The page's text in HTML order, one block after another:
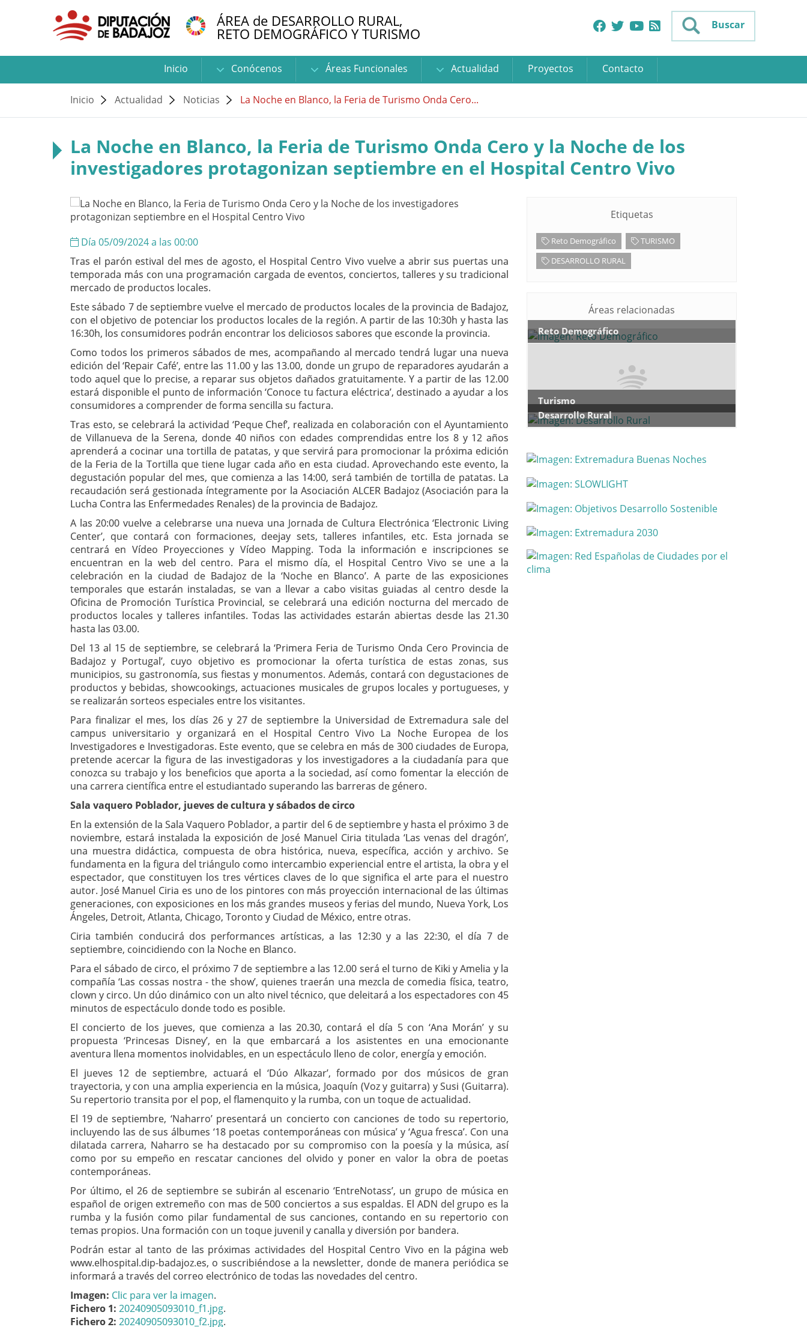
ÁREA de DESARROLLO RURAL,
RETO DEMOGRÁFICO Y TURISMO Buscar
Inicio Conócenos Áreas Funcionales Actualidad Proyectos Contacto
Inicio Actualidad Noticias La Noche en Blanco, la Feria de Turismo Onda Cero...
La Noche en Blanco, la Feria de Turismo Onda Cero y la Noche de los
investigadores protagonizan septiembre en el Hospital Centro Vivo
Día 05/09/2024 a las 00:00
Tras el parón estival del mes de agosto, el Hospital Centro Vivo vuelve a abrir sus puertas una
temporada más con una programación cargada de eventos, conciertos, talleres y su tradicional
mercado de productos locales.
Este sábado 7 de septiembre vuelve el mercado de productos locales de la provincia de Badajoz,
con el objetivo de potenciar los productos locales de la región. A partir de las 10:30h y hasta las
16:30h, los consumidores podrán encontrar los deliciosos sabores que esconde la provincia.
Como todos los primeros sábados de mes, acompañando al mercado tendrá lugar una nueva
edición del ‘Repair Café’, entre las 11.00 y las 13.00, donde un grupo de reparadores ayudarán a
todo aquel que lo precise, a reparar sus objetos dañados gratuitamente. Y a partir de las 12.00
estará disponible el punto de información ‘Conoce tu factura eléctrica’, destinado a ayudar a los
consumidores a comprender de forma sencilla su factura.
Tras esto, se celebrará la actividad ‘Peque Chef’, realizada en colaboración con el Ayuntamiento
de Villanueva de la Serena, donde 40 niños con edades comprendidas entre los 8 y 12 años
aprenderá a cocinar una tortilla de patatas, y que servirá para promocionar la próxima edición
de la Feria de la Tortilla que tiene lugar cada año en esta ciudad. Aprovechando este evento, la
degustación popular del mes, que comienza a las 14:00, será también de tortilla de patatas. La
recaudación será gestionada íntegramente por la Asociación ALCER Badajoz (Asociación para la
Lucha Contra las Enfermedades Renales) de la provincia de Badajoz.
A las 20:00 vuelve a celebrarse una nueva una Jornada de Cultura Electrónica ‘Electronic Living
Center’, que contará con formaciones, deejay sets, talleres infantiles, etc. Esta jornada se
centrará en Vídeo Proyecciones y Vídeo Mapping. Toda la información e inscripciones se
encuentran en la web del centro. Para el mismo día, el Hospital Centro Vivo se une a la
celebración en la ciudad de Badajoz de la ‘Noche en Blanco’. A parte de las exposiciones
temporales que estarán instaladas, se van a llevar a cabo visitas guiadas al centro desde la
Oficina de Promoción Turística Provincial, se celebrará una edición nocturna del mercado de
productos locales y talleres infantiles. Todas las actividades estarán abiertas desde las 21.30
hasta las 03.00.
Del 13 al 15 de septiembre, se celebrará la ‘Primera Feria de Turismo Onda Cero Provincia de
Badajoz y Portugal’, cuyo objetivo es promocionar la oferta turística de estas zonas, sus
municipios, su gastronomía, sus fiestas y monumentos. Además, contará con degustaciones de
productos y bebidas, showcookings, actuaciones musicales de grupos locales y portugueses, y
se realizarán sorteos especiales entre los visitantes.
Para finalizar el mes, los días 26 y 27 de septiembre la Universidad de Extremadura sale del
campus universitario y organizará en el Hospital Centro Vivo La Noche Europea de los
Investigadores e Investigadoras. Este evento, que se celebra en más de 300 ciudades de Europa,
pretende acercar la figura de las investigadoras y los investigadores a la ciudadanía para que
conozca su trabajo y los beneficios que aporta a la sociedad, así como fomentar la elección de
una carrera científica entre el estudiantado superando las barreras de género.
Sala vaquero Poblador, jueves de cultura y sábados de circo
En la extensión de la Sala Vaquero Poblador, a partir del 6 de septiembre y hasta el próximo 3 de
noviembre, estará instalada la exposición de José Manuel Ciria titulada ‘Las venas del dragón’,
una muestra didáctica, compuesta de obra histórica, nueva, específica, acción y archivo. Se
fundamenta en la figura del triángulo como intercambio experiencial entre el artista, la obra y el
espectador, que constituyen los tres vértices claves de lo que significa el arte para el nuestro
autor. José Manuel Ciria es uno de los pintores con más proyección internacional de las últimas
generaciones, con exposiciones en los más grandes museos y ferias del mundo, Nueva York, Los
Ángeles, Detroit, Atlanta, Chicago, Toronto y Ciudad de México, entre otras.
Ciria también conducirá dos performances artísticas, a las 12:30 y a las 22:30, el día 7 de
septiembre, coincidiendo con la Noche en Blanco.
Para el sábado de circo, el próximo 7 de septiembre a las 12.00 será el turno de Kiki y Amelia y la
compañía ‘Las cossas nostra - the show’, quienes traerán una mezcla de comedia física, teatro,
clown y circo. Un dúo dinámico con un alto nivel técnico, que deleitará a los espectadores con 45
minutos de espectáculo donde todo es posible.
El concierto de los jueves, que comienza a las 20.30, contará el día 5 con ‘Ana Morán’ y su
propuesta ‘Princesas Disney’, en la que embarcará a los asistentes en una emocionante
aventura llena momentos inolvidables, en un espectáculo lleno de color, energía y emoción.
El jueves 12 de septiembre, actuará el ‘Dúo Alkazar’, formado por dos músicos de gran
trayectoria, y con una amplia experiencia en la música, Joaquín (Voz y guitarra) y Susi (Guitarra).
Su repertorio transita por el pop, el flamenquito y la rumba, con un toque de actualidad.
El 19 de septiembre, ‘Naharro’ presentará un concierto con canciones de todo su repertorio,
incluyendo las de sus álbumes ‘18 poetas contemporáneas con música’ y ‘Agua fresca’. Con una
dilatada carrera, Naharro se ha destacado por su compromiso con la poesía y la música, así
como por su empeño en rescatar canciones del olvido y poner en valor la obra de poetas
contemporáneas.
Por último, el 26 de septiembre se subirán al escenario ‘EntreNotass’, un grupo de música en
español de origen extremeño con mas de 500 conciertos a sus espaldas. El ADN del grupo es la
rumba y la fusión como pilar fundamental de sus canciones, contando en su repertorio con
temas propios. Una formación con un toque juvenil y canalla y diversión por bandera.
Podrán estar al tanto de las próximas actividades del Hospital Centro Vivo en la página web
www.elhospital.dip-badajoz.es, o suscribiéndose a la newsletter, donde de manera periódica se
informará a través del correo electrónico de todas las novedades del centro.
Imagen: Clic para ver la imagen.
Fichero 1: 20240905093010_f1.jpg.
Fichero 2: 20240905093010_f2.jpg.
Etiquetas
Reto Demográfico
TURISMO
DESARROLLO RURAL
Áreas relacionadas
Reto Demográfico
Turismo
Desarrollo Rural